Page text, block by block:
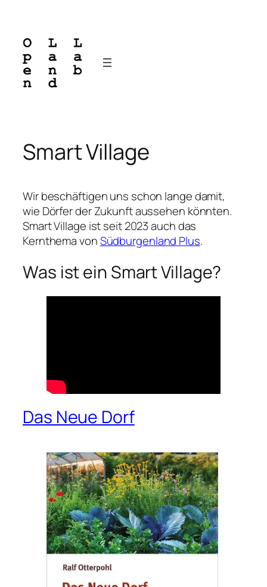
springen
Smart Village
Wir beschäftigen uns schon lange damit,
wie Dörfer der Zukunft aussehen könnten.
Smart Village ist seit 2023 auch das
Kernthema vonSüdburgenland Plus.
Was ist ein Smart Village?
Das Neue Dorf